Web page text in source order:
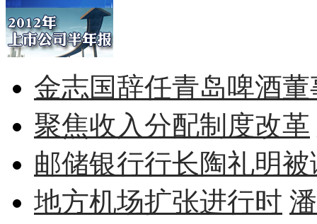
金志国辞任青岛啤酒董
聚焦收入分配制度改革
邮储银行行长陶礼明被
地方机场扩张进行时